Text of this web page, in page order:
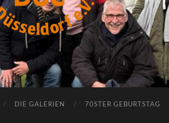
DUC-
Düsseldorf
DIE GALERIEN 70STER GEBURTSTAG